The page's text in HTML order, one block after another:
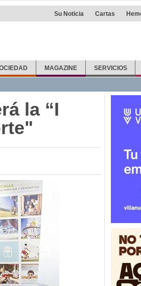
Su Noticia Cartas
MAGAZINE SERVICIOS
la “I